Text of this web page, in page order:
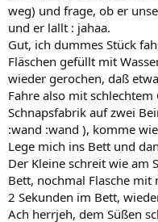
weg) und frage, ob er
und er lallt : jahaa.
Gut, ich dummes Stück
Fläschen gefüllt mit
wieder gerochen, daß
Fahre also mit
Schnapsfabrik auf zwei
:wand :wand ), komme
Lege mich ins Bett und
Der Kleine schreit wie am
Bett, nochmal Flasche mit
2 Sekunden im Bett,
Ach herrjeh, dem Süßen